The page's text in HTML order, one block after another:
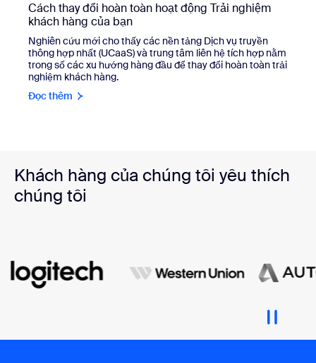
Cách thay đổi hoàn toàn hoạt động Trải nghiệm
khách hàng của bạn
Nghiên cứu mới cho thấy các nền tảng Dịch vụ truyền
thông hợp nhất (UCaaS) và trung tâm liên hệ tích hợp nằm
trong số các xu hướng hàng đầu để thay đổi hoàn toàn trải
nghiệm khách hàng.
Đọc thêm
Khách hàng của chúng tôi yêu thích
chúng tôi